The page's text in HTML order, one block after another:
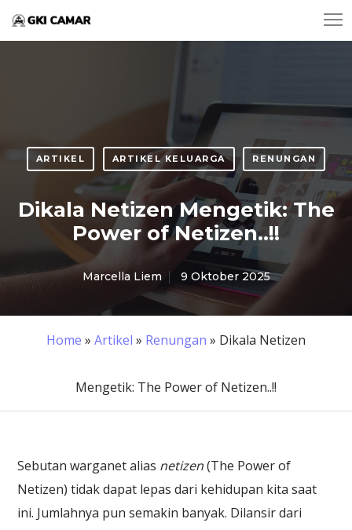
ARTIKEL ARTIKEL KELUARGA RENUNGAN
Dikala Netizen Mengetik: The
Power of Netizen..!!
Marcella Liem 9 Oktober 2025
Home » Artikel » Renungan » Dikala Netizen
Mengetik: The Power of Netizen..!!
Sebutan warganet alias netizen(The Power of
Netizen) tidak dapat lepas dari kehidupan kita saat
ini. Jumlahnya pun semakin banyak. Dilansir dari